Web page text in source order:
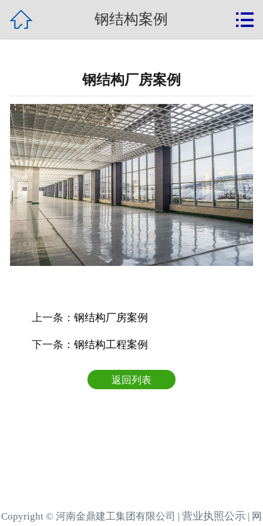
钢结构新闻
产品展示
钢结构案例
常见问题
联系我们
 钢结构案例 
钢结构厂房案例
上一条： 钢结构厂房案例
下一条： 钢结构工程案例
返回列表
Copyright © 河南金鼎建工集团有限公司 | 营业执照公示 | 网